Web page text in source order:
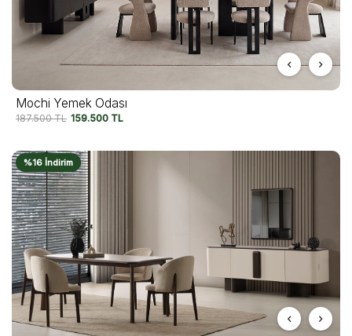
Mochi Yemek Odası
187.500TL 159.500 TL
%16 İndirim